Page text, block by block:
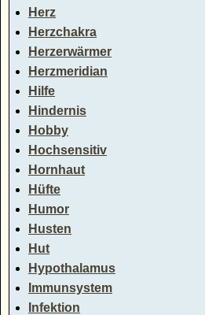
Herz
Herzchakra
Herzerwärmer
Herzmeridian
Hilfe
Hindernis
Hobby
Hochsensitiv
Hornhaut
Hüfte
Humor
Husten
Hut
Hypothalamus
Immunsystem
Infektion